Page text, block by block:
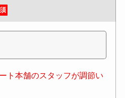
ト本舗のスタッフが調節い